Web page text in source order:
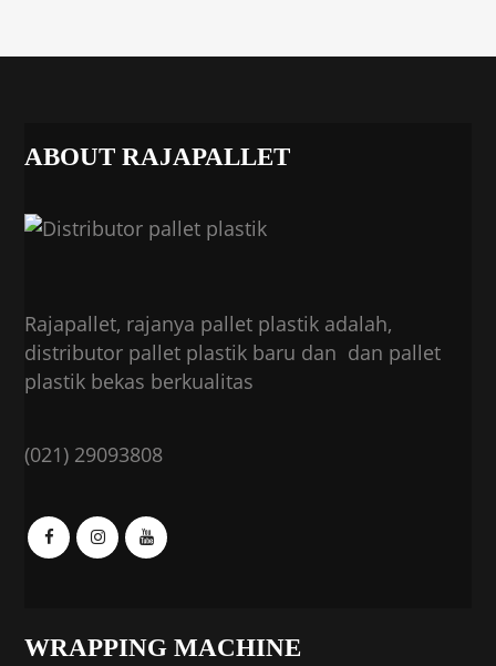
ABOUT RAJAPALLET
Rajapallet, rajanya pallet plastik adalah,
distributor pallet plastik baru dan dan pallet
plastik bekas berkualitas
(021) 29093808
WRAPPING MACHINE